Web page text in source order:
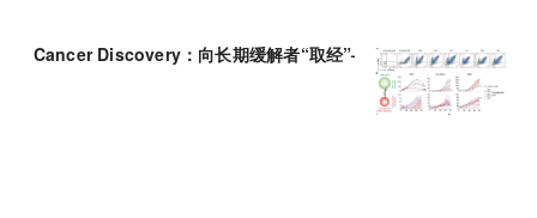
Cancer Discovery：向长期缓解者“取经”——MSK 推出安全靶向